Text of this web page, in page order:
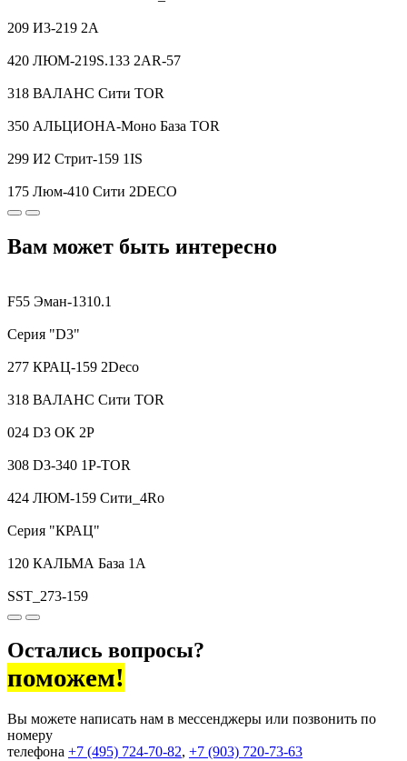
209 И3-219 2A
420 ЛЮМ-219S.133 2AR-57
318 ВАЛАНС Сити TOR
350 АЛЬЦИОНА-Моно База TOR
299 И2 Стрит-159 1IS
175 Люм-410 Сити 2DECO
Вам может быть интересно
F55 Эман-1310.1
Серия "D3"
277 КРАЦ-159 2Deco
318 ВАЛАНС Сити TOR
024 D3 ОК 2P
308 D3-340 1P-TOR
424 ЛЮМ-159 Сити_4Ro
Серия "КРАЦ"
120 КАЛЬМА База 1А
SST_273-159
Остались вопросы?
поможем!
Вы можете написать нам в мессенджеры или позвонить по
номеру
телефона +7 (495) 724-70-82, +7 (903) 720-73-63